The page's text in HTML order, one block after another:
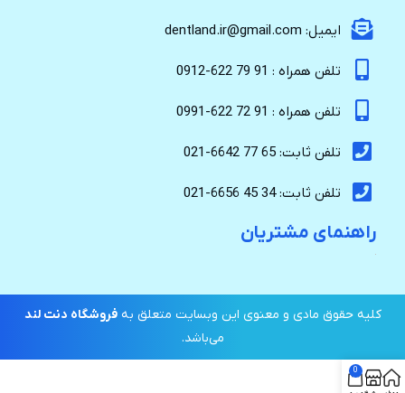
ایمیل: dentland.ir@gmail.com
تلفن همراه : 91 79 622-0912
تلفن همراه : 91 72 622-0991
تلفن ثابت: 65 77 6642-021
تلفن ثابت: 34 45 6656-021
راهنمای مشتریان
کلیه حقوق مادی و معنوی این وبسایت متعلق بهفروشگاه دنت لند
می‌باشد.
0